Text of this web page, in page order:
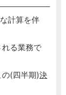
計算を伴
る業務で
(四半期)決